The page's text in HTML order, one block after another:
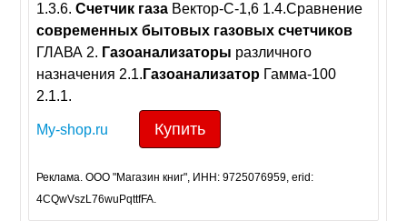
1.3.6.Счетчик газа Вектор-С-1,6 1.4.Сравнение
современных бытовых газовых счетчиков
ГЛАВА 2. Газоанализаторы различного
назначения 2.1. Газоанализатор Гамма-100
2.1.1.
My-shop.ru Купить
Реклама. ООО "Магазин книг", ИНН: 9725076959, erid:
4CQwVszL76wuPqttfFA.